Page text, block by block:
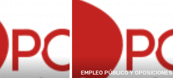
EMPLEO PÚBLICO Y OPOSICIONES